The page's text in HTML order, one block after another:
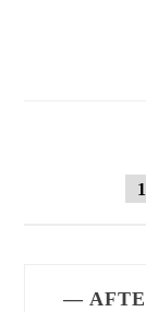
1
—